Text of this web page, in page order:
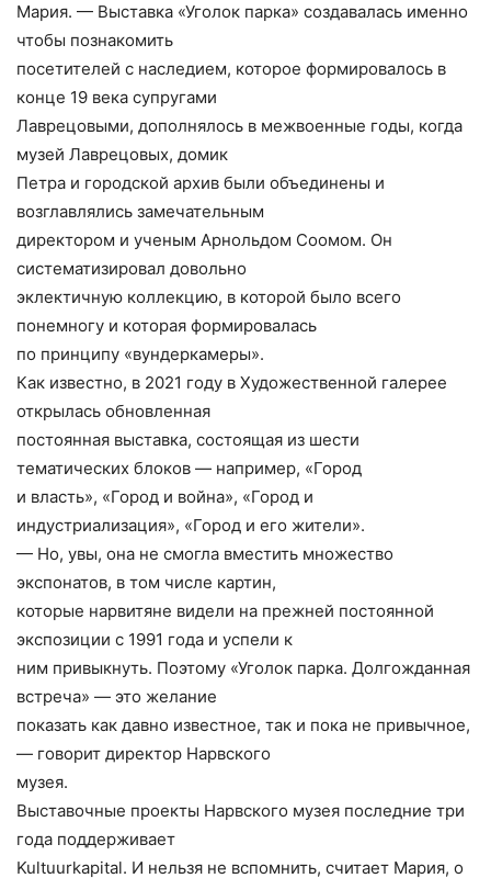
Мария. — Выставка «Уголок парка» создавалась именно
чтобы познакомить
посетителей с наследием, которое формировалось в
конце 19 века супругами
Лаврецовыми, дополнялось в межвоенные годы, когда
музей Лаврецовых, домик
Петра и городской архив были объединены и
возглавлялись замечательным
директором и ученым Арнольдом Соомом. Он
систематизировал довольно
эклектичную коллекцию, в которой было всего
понемногу и которая формировалась
по принципу «вундеркамеры».
Как известно, в 2021 году в Художественной галерее
открылась обновленная
постоянная выставка, состоящая из шести
тематических блоков — например, «Город
и власть», «Город и война», «Город и
индустриализация», «Город и его жители».
— Но, увы, она не смогла вместить множество
экспонатов, в том числе картин,
которые нарвитяне видели на прежней постоянной
экспозиции с 1991 года и успели к
ним привыкнуть. Поэтому «Уголок парка. Долгожданная
встреча» — это желание
показать как давно известное, так и пока не привычное,
— говорит директор Нарвского
музея.
Выставочные проекты Нарвского музея последние три
года поддерживает
Kultuurkapital. И нельзя не вспомнить, считает Мария, о